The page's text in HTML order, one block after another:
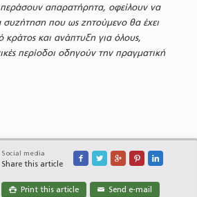
περάσουν απαρατήρητα, οφείλουν να
συζήτηση που ως ζητούμενο θα έχει
κράτος και ανάπτυξη για όλους,
περίοδοι οδηγούν την πραγματική
Social media
Share this article
    
 Print this article ✉ Send e-mail